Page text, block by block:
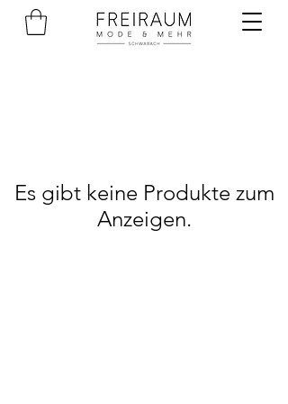
Es gibt keine Produkte zum
Anzeigen.